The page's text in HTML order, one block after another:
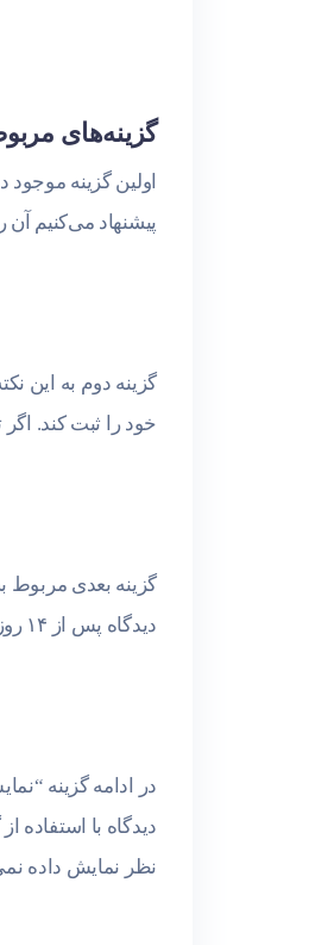
گزینه‌های
اولین گزینه
پیشنهاد می‌کنیم آن
گزینه دوم به این
خود را ثبت کند.
دیدگاه پس از ۱۴ روز برای کاربران غیرفعال می‌شود. همچنین می‌توانید تعداد روزها را هم در این گزینه تغییر دهید.
در ادامه گزینه
دیدگاه با استفاده
نظر نمایش داده